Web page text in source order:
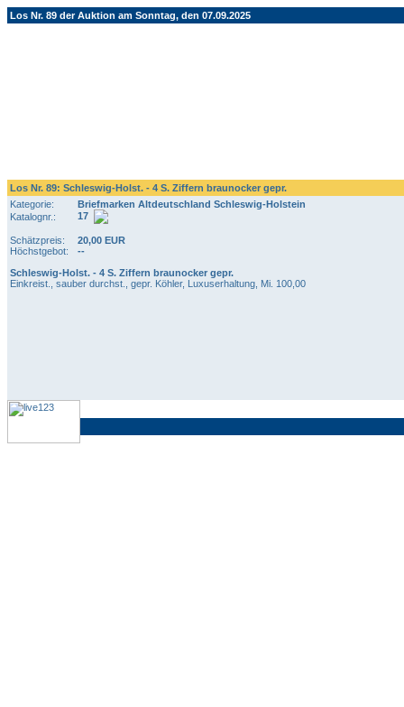
Los Nr. 89 der Auktion am Sonntag, den 07.09.2025
Los Nr. 89: Schleswig-Holst. - 4 S. Ziffern braunocker gepr.
Kategorie:
Briefmarken Altdeutschland Schleswig-Holstein
Katalognr.:
17
Schätzpreis:
20,00 EUR
Höchstgebot:
--
Schleswig-Holst. - 4 S. Ziffern braunocker gepr.
Einkreist., sauber durchst., gepr. Köhler, Luxuserhaltung, Mi. 100,00